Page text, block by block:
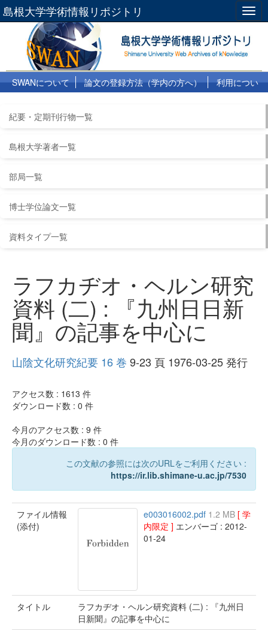
島根大学学術情報リポジトリ
SWANについて 論文の登録方法（学内の方へ）
利用につい
紀要・定期刊行物一覧
島根大学著者一覧
部局一覧
博士学位論文一覧
資料タイプ一覧
ラフカヂオ・ヘルン研究
資料 (二) : 『九州日日新
聞』の記事を中心に
山陰文化研究紀要 16 巻 9-23 頁 1976-03-25 発行
アクセス数 : 1613 件
ダウンロード数 : 0 件
今月のアクセス数 : 9 件
今月のダウンロード数 : 0 件
この文献の参照には次のURLをご利用ください :
https://ir.lib.shimane-u.ac.jp/7530
ファイル情報
(添付)
e003016002.pdf 1.2 MB [ 学
内限定 ] エンバーゴ : 2012-
01-24
タイトル
ラフカヂオ・ヘルン研究資料 (二) : 『九州日
日新聞』の記事を中心に